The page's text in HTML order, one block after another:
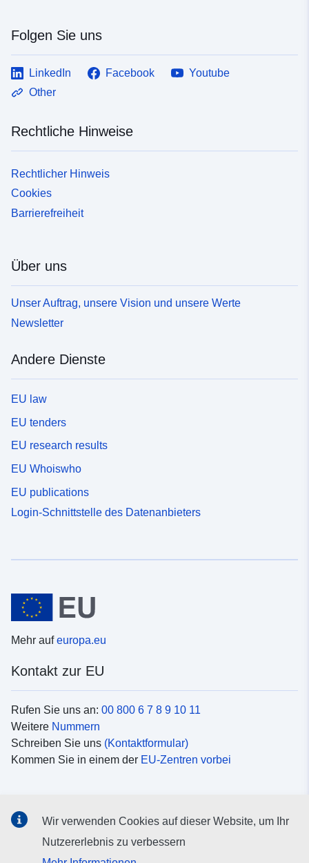
Folgen Sie uns
LinkedIn Facebook
Youtube
Other
Rechtliche Hinweise
Rechtlicher Hinweis
Cookies
Barrierefreiheit
Über uns
Unser Auftrag, unsere Vision und unsere Werte
Newsletter
Andere Dienste
EU law
EU tenders
EU research results
EU Whoiswho
EU publications
Login-Schnittstelle des Datenanbieters
Mehr aufeuropa.eu
Kontakt zur EU
Rufen Sie uns an: 00 800 6 7 8 9 10 11
Weitere Nummern
Schreiben Sie uns (Kontaktformular)
Kommen Sie in einem der EU-Zentren vorbei
Suche nach EUSocial-Media-Kanäle
Wir verwenden Cookies auf dieser Website, um Ihr
Nutzererlebnis zu verbessern